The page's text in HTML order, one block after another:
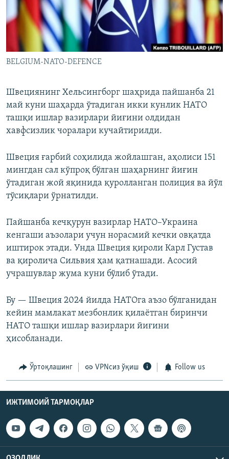
BELGIUM-NATO-DEFENCE
Швециянинг Хельсингборг шаҳрида пайшанба 21
май куни шаҳарда ўтадиган икки кунлик НАТО
ташқи ишлар вазирлари йиғини олдидан
хавфсизлик чоралари кучайтирилди.
Швеция ғарбий соҳилида жойлашган, аҳолиси 151
мингдан сал кўпроқ бўлган шаҳарнинг йиғин
ўтадиган жой яқинида қуролланган полиция ва йўл
тўсиқлари ўрнатилди.
Пайшанба кечқурун вазирлар НАТО–Украина
кенгаши аъзолари учун норасмий кечки овқатда
иштирок этади. Унда Швеция қироли Карл Густав
ва қиролича Сильвия ҳам қатнашади. Асосий
учрашувлар жума куни бўлиб ўтади.
Бу — Швеция 2024 йилда НАТОга аъзо бўлганидан
кейин мамлакат мезбонлик қилаётган биринчи
НАТО ташқи ишлар вазирлари йиғини
ҳисобланади.
Ўртоқлашинг VPNсиз ўқиш Follow us
ИЖТИМОИЙ ТАРМОҚЛАР